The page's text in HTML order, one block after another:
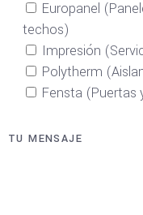
Europanel
techos)
Impresión
Polytherm
Fensta (Puertas
TU MENSAJE